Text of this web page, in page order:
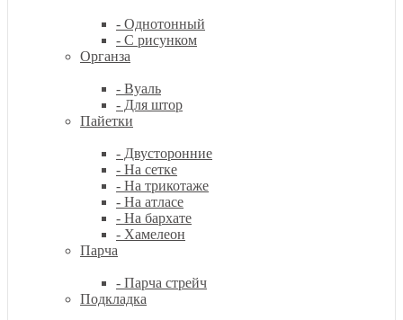
- Однотонный
- С рисунком
Органза
- Вуаль
- Для штор
Пайетки
- Двусторонние
- На сетке
- На трикотаже
- На атласе
- На бархате
- Хамелеон
Парча
- Парча стрейч
Подкладка